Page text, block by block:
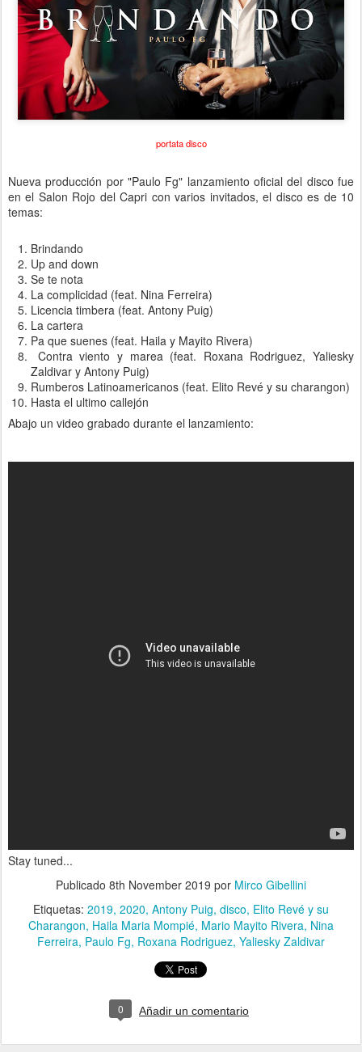
portata disco
Nueva producción por "Paulo Fg" lanzamiento oficial del disco fue
en el Salon Rojo del Capri con varios invitados, el disco es de 10
temas:
Brindando
Up and down
Se te nota
La complicidad (feat. Nina Ferreira)
Licencia timbera (feat. Antony Puig)
La cartera
Pa que suenes (feat. Haila y Mayito Rivera)
Contra viento y marea (feat. Roxana Rodriguez, Yaliesky
Zaldivar y Antony Puig)
Rumberos Latinoamericanos (feat. Elito Revé y su charangon)
Hasta el ultimo callejón
Abajo un video grabado durante el lanzamiento:
Stay tuned...
Publicado 8th November 2019 por Mirco Gibellini
Etiquetas: 2019 2020 Antony Puig disco Elito Revé y su
Charangon Haila Maria Mompié Mario Mayito Rivera Nina
Ferreira Paulo Fg Roxana Rodriguez Yaliesky Zaldivar
0 Añadir un comentario